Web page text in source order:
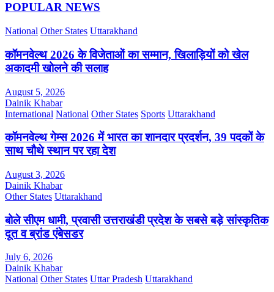
POPULAR NEWS
National Other States Uttarakhand
कॉमनवेल्थ 2026 के विजेताओं का सम्मान, खिलाड़ियों को खेल
अकादमी खोलने की सलाह
August 5, 2026
Dainik Khabar
International National Other States Sports Uttarakhand
कॉमनवेल्थ गेम्स 2026 में भारत का शानदार प्रदर्शन, 39 पदकों के
साथ चौथे स्थान पर रहा देश
August 3, 2026
Dainik Khabar
Other States Uttarakhand
बोले सीएम धामी, प्रवासी उत्तराखंडी प्रदेश के सबसे बड़े सांस्कृतिक
दूत व ब्रांड एंबेसडर
July 6, 2026
Dainik Khabar
National Other States Uttar Pradesh Uttarakhand